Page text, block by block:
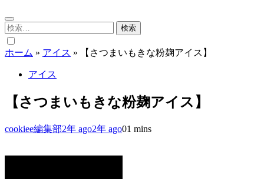
検
索:
ホーム » アイス » 【さつまいもきな粉麹アイス】
アイス
【さつまいもきな粉麹アイス】
cookiee編集部2年 ago2年 ago01 mins